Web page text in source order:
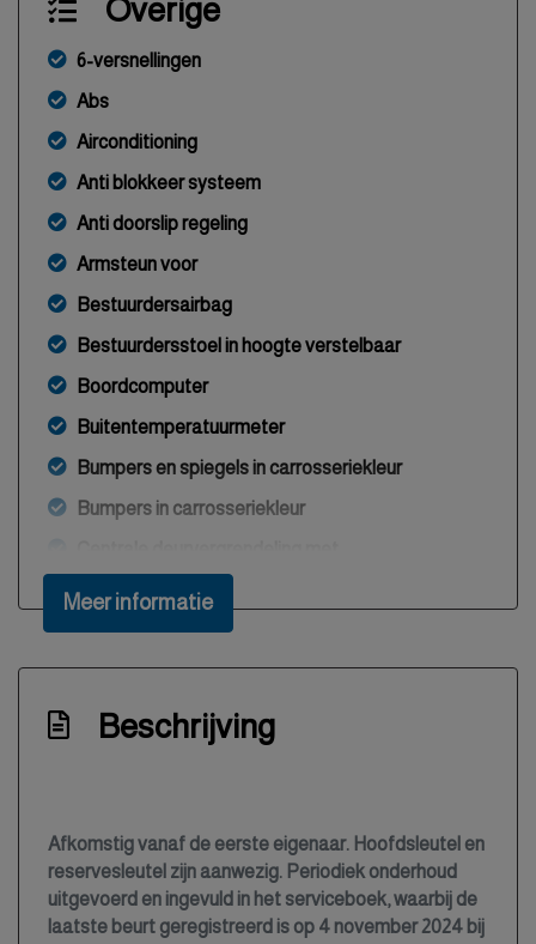
Overige
6-versnellingen
Abs
Airconditioning
Anti blokkeer systeem
Anti doorslip regeling
Armsteun voor
Bestuurdersairbag
Bestuurdersstoel in hoogte verstelbaar
Boordcomputer
Buitentemperatuurmeter
Bumpers en spiegels in carrosseriekleur
Bumpers in carrosseriekleur
afstandsbediening
Elektronisch sper differentieel
Isofix
Metallic lak
Meer informatie
Beschrijving
Afkomstig vanaf de eerste eigenaar. Hoofdsleutel en
reservesleutel zijn aanwezig. Periodiek onderhoud
uitgevoerd en ingevuld in het serviceboek, waarbij de
laatste beurt geregistreerd is op 4 november 2024 bij